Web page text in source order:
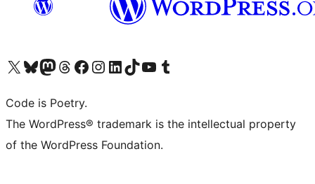
Visita il nostro account X (ex Twitter)
Visita il nostro account Bluesky
Visita il nostro account Mastodon
Visita il nostro account Threads
Visita la nostra pagina Facebook
Visita il nostro account Instagram
Visita il nostro account LinkedIn
Visita il nostro account TikTok
Visita il nostro canale YouTube
Visita il nostro account Tumblr
Code is Poetry.
The WordPress® trademark is the intellectual property
of the WordPress Foundation.